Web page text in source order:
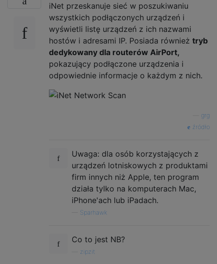
iNet przeskanuje sieć w poszukiwaniu
wszystkich podłączonych urządzeń i
wyświetli listę urządzeń z ich nazwami
hostów i adresami IP. Posiada również tryb
dedykowany dla routerów AirPort,
pokazujący podłączone urządzenia i
odpowiednie informacje o każdym z nich.
grg
źródło
Uwaga: dla osób korzystających z
urządzeń lotniskowych z produktami
firm innych niż Apple, ten program
działa tylko na komputerach Mac,
iPhone'ach lub iPadach.
Sparhawk
Co to jest NB?
zipzit